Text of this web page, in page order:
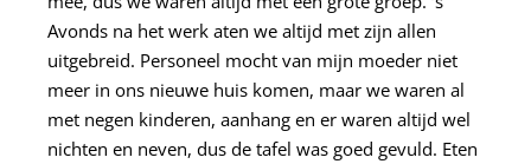
Avonds na het werk aten we altijd met zijn allen
uitgebreid. Personeel mocht van mijn moeder niet
meer in ons nieuwe huis komen, maar we waren al
met negen kinderen, aanhang en er waren altijd wel
nichten en neven, dus de tafel was goed gevuld. Eten